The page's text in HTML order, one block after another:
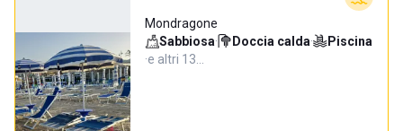
Mondragone
Sabbiosa· Doccia calda·
Piscina
·e altri 13…